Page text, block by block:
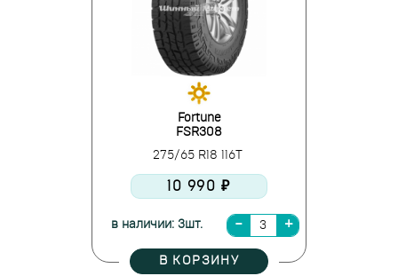
Fortune
FSR308
275/65 R18 116T
10 990 ₽
в наличии: 3шт.
В КОРЗИНУ